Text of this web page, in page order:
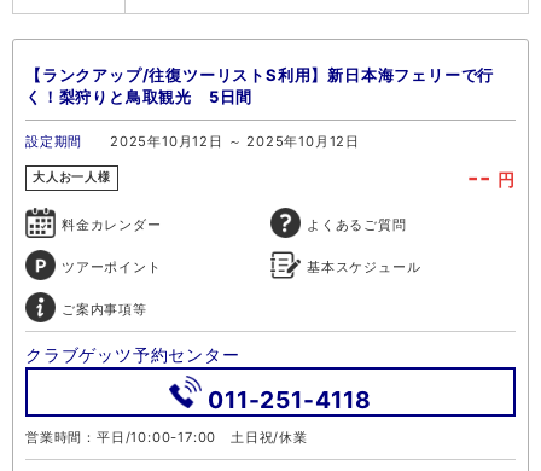
【ランクアップ/往復ツーリストS利用】新日本海フェリーで行
く！梨狩りと鳥取観光 5日間
設定期間 2025年10月12日 ～ 2025年10月12日
大人お一人様 -- 円
料金カレンダー よくあるご質問
ツアーポイント 基本スケジュール
ご案内事項等
クラブゲッツ予約センター
011-251-4118
営業時間：平日/10:00-17:00 土日祝/休業